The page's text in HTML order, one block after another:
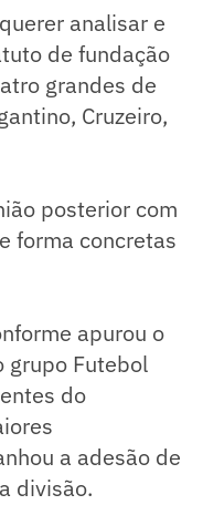
analisar e
de fundação
grandes de
Cruzeiro,
posterior com
forma concretas
apurou o
grupo Futebol
do
a adesão de
divisão.